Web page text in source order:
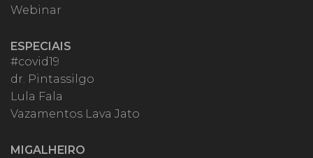
Webinar
ESPECIAIS
#covid19
dr. Pintassilgo
Lula Fala
Vazamentos Lava Jato
MIGALHEIRO